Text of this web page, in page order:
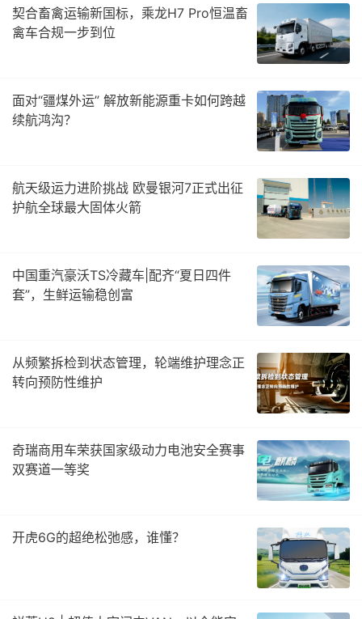
契合畜禽运输新国标，乘龙H7 Pro恒温畜
禽车合规一步到位
面对“疆煤外运” 解放新能源重卡如何跨越
续航鸿沟？
航天级运力进阶挑战 欧曼银河7正式出征
护航全球最大固体火箭
中国重汽豪沃TS冷藏车|配齐“夏日四件
套”，生鲜运输稳创富
从频繁拆检到状态管理，轮端维护理念正
转向预防性维护
奇瑞商用车荣获国家级动力电池安全赛事
双赛道一等奖
开虎6G的超绝松弛感，谁懂？